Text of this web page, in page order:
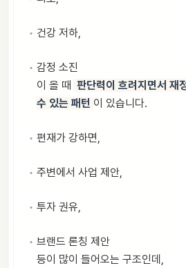
건강 저하,
감정 소진
이 올 때 판단력이 흐려지면서 재
수 있는 패턴 이 있습니다.
편재가 강하면,
주변에서 사업 제안,
투자 권유,
브랜드 론칭 제안
등이 많이 들어오는 구조인데,